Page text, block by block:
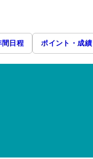
間日程 ポイント・成績